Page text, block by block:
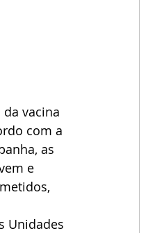
vacina
com a
as
e
Unidades